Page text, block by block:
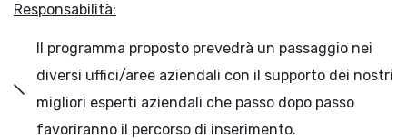
Responsabilità:
Il programma proposto prevedrà un passaggio nei
diversi uffici/aree aziendali con il supporto dei nostri
migliori esperti aziendali che passo dopo passo
favoriranno il percorso di inserimento.